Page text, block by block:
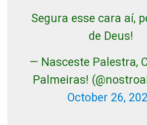
Segura esse cara aí,
de Deus!
— Nasceste Palestra,
Palmeiras!
October 26,